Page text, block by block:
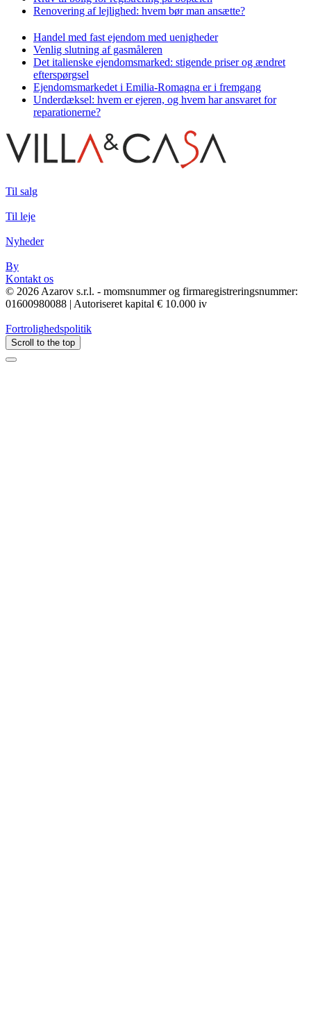
Renovering af lejlighed: hvem bør man ansætte?
Handel med fast ejendom med uenigheder
Venlig slutning af gasmåleren
Det italienske ejendomsmarked: stigende priser og ændret
efterspørgsel
Ejendomsmarkedet i Emilia-Romagna er i fremgang
Underdæksel: hvem er ejeren, og hvem har ansvaret for
reparationerne?
Til salg
Til leje
Nyheder
By
Kontakt os
© 2026 Azarov s.r.l. - momsnummer og firmaregistreringsnummer:
01600980088 | Autoriseret kapital € 10.000 iv
Fortrolighedspolitik
Scroll to the top